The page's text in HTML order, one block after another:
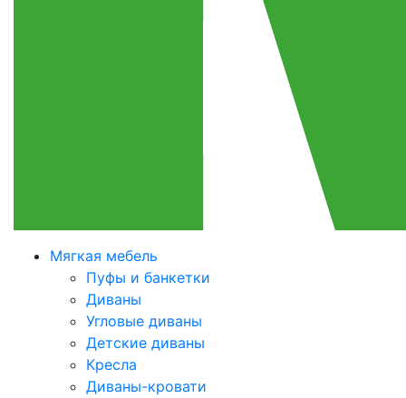
Мягкая мебель
Пуфы и банкетки
Диваны
Угловые диваны
Детские диваны
Кресла
Диваны-кровати